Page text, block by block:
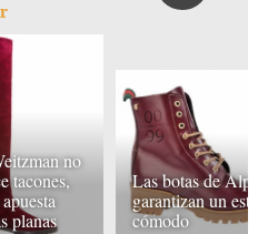
no
tacones,
planas
Las botas de Alpe
garantizan un estilo
cómodo